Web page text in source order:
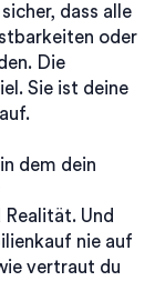
dass alle
oder
Die
Sie ist deine
dem dein
Und
nie auf
vertraut du